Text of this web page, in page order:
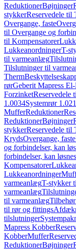
ReduktionerBøjninger
stykkerReservedele til
Overgange, faste
til Overgange og
til Kompensatorer
LukkeanordningerT-
til varmeanlæg
Tilslutninger til
Therm
rørGeberit Mapress
ForzinketReservedele
1.0034Systemrør
MufferReduktioner
ReduktionerBøjninger
stykkerReservedele til
KrydsOvergange, faste
og forbindelser, kan
forbindelser, kan løsnes
Kompensatorer
Lukkeanordninger
varmeanlægT-stykker
varmeanlæg
til varmeanlæg
til rør og fittings
tilslutninger
Mapress Kobber
KobberMuffer
ReduktionerBøjninger